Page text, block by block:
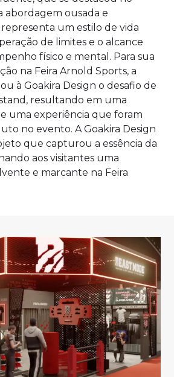
abordagem ousada e
um estilo de vida
de limites e o alcance
físico e mental. Para sua
na Feira Arnold Sports, a
à Goakira Design o desafio de
resultando em uma
uma experiência que foram
no evento. A Goakira Design
que capturou a essência da
aos visitantes uma
e marcante na Feira